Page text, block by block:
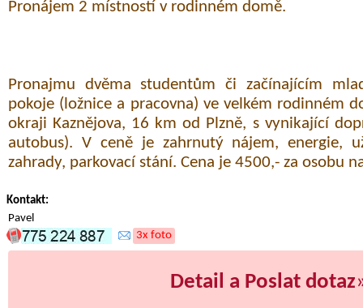
Pronájem 2 místností v rodinném domě.
Pronajmu dvěma studentům či začínajícím
pokoje (ložnice a pracovna) ve velkém rodinném
okraji Kaznějova, 16 km od Plzně, s vynikající
autobus). V ceně je zahrnutý nájem, energie,
zahrady, parkovací stání. Cena je 4500,- za osobu
Kontakt:
Pavel
3x foto
Detail a Poslat dotaz